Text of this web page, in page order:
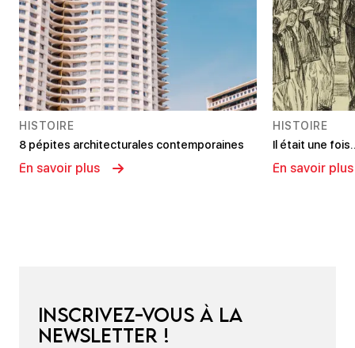
HISTOIRE
8 pépites architecturales contemporaines
En savoir plus
HISTOIRE
Il était une
En savoir plus
Inscrivez-vous à la
newsletter !